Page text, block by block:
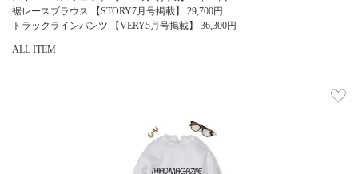
裾レースブラウス 【STORY7月号掲載】 29,700円
トラックラインパンツ 【VERY5月号掲載】 36,300円
ALL ITEM